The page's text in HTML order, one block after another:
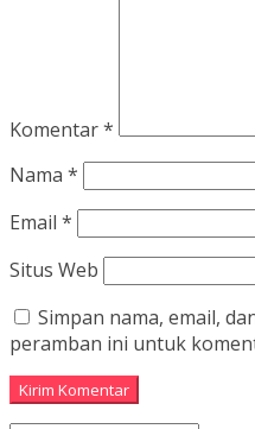
Komentar*
Nama *
Email *
Situs Web
Simpan nama, email,
peramban ini untuk